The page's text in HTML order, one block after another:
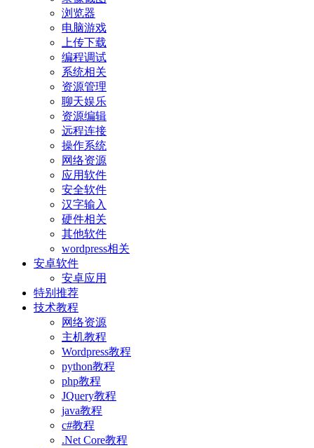
浏览器
电脑游戏
上传下载
编程调试
系统相关
资源管理
聊天娱乐
资源编辑
远程连接
操作系统
网络资源
应用软件
安全软件
汉字输入
硬件相关
其他软件
wordpress相关
安卓软件
安卓应用
特别推荐
技术教程
网络资源
主机教程
Wordpress教程
python教程
php教程
JQuery教程
java教程
c#教程
.Net Core教程